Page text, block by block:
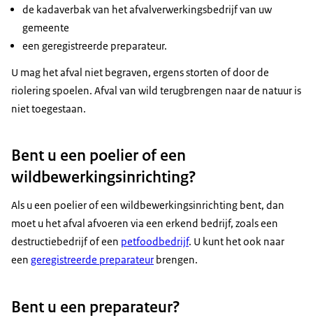
de kadaverbak van het afvalverwerkingsbedrijf van uw
gemeente
een geregistreerde preparateur.
U mag het afval niet begraven, ergens storten of door de
riolering spoelen. Afval van wild terugbrengen naar de natuur is
niet toegestaan.
Bent u een poelier of een
wildbewerkingsinrichting?
Als u een poelier of een wildbewerkingsinrichting bent, dan
moet u het afval afvoeren via een erkend bedrijf, zoals een
destructiebedrijf of een petfoodbedrijf. U kunt het ook naar
een geregistreerde preparateur brengen.
Bent u een preparateur?